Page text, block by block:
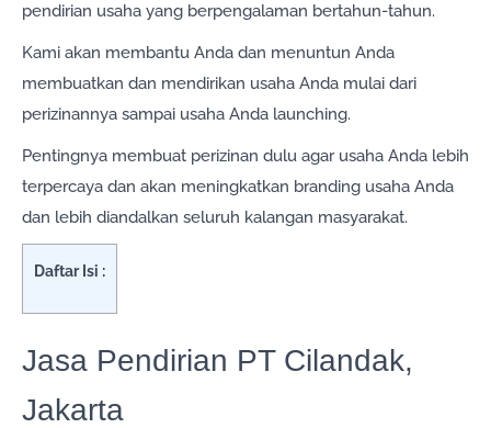
pendirian usaha yang berpengalaman bertahun-tahun.
Kami akan membantu Anda dan menuntun Anda
membuatkan dan mendirikan usaha Anda mulai dari
perizinannya sampai usaha Anda launching.
Pentingnya membuat perizinan dulu agar usaha Anda lebih
terpercaya dan akan meningkatkan branding usaha Anda
dan lebih diandalkan seluruh kalangan masyarakat.
Daftar Isi :
Jasa Pendirian PT Cilandak,
Jakarta